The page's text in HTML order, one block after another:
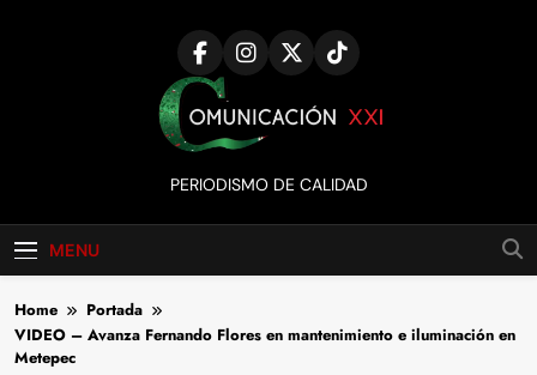
Comunicación
XXI
PERIODISMO DE CALIDAD
MENU
Home
Portada
VIDEO – Avanza Fernando Flores en mantenimiento e iluminación en
Metepec